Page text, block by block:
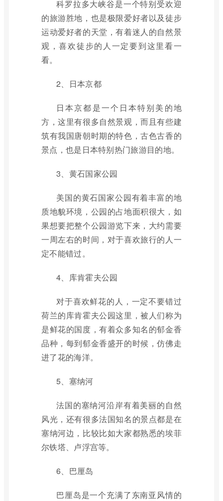
科罗拉多大峡谷是一个特别受欢迎
的旅游胜地，也是极限爱好者以及徒步
运动爱好者的天堂，有着迷人的自然景
观，喜欢徒步的人一定要到这里看一
看。
2、日本京都
日本京都是一个日本特别美的地
方，这里有很多自然景观，而且有些建
筑有我国唐朝时期的特色，古色古香的
景点，也是日本特别热门旅游目的地。
3、黄石国家公园
美国的黄石国家公园有着丰富的地
质地貌环境，公园的占地面积很大，如
果想要把整个公园游览下来，大约需要
一周左右的时间，对于喜欢旅行的人一
定不能错过。
4、库肯霍夫公园
对于喜欢鲜花的人，一定不要错过
荷兰的库肯霍夫公园这里，被人们称为
是鲜花的国度，有着众多知名的郁金香
品种，每到郁金香盛开的时候，仿佛走
进了花的海洋。
5、塞纳河
法国的塞纳河沿岸有着美丽的自然
风光，还有很多法国知名的景点都是在
塞纳河边，比较比如大家都熟悉的埃菲
尔铁塔、卢浮宫等。
6、巴厘岛
巴厘岛是一个充满了东南亚风情的